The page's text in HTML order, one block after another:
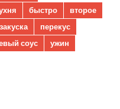
быстро
второе
закуска
перекус
соус ужин